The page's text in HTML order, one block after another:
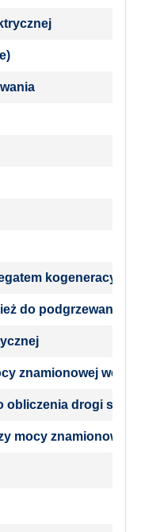
do podgrzewania
znamionowej
obliczenia drogi
mocy znamionowej